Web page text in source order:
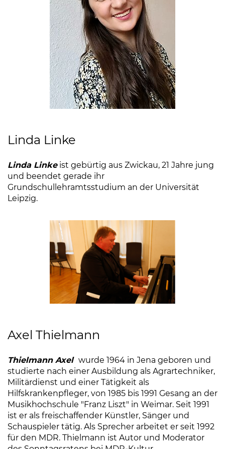
Linda Linke
Linda Linkeist gebürtig aus Zwickau, 21 Jahre jung
und beendet gerade ihr
Grundschullehramtsstudium an der Universität
Leipzig.
Axel Thielmann
Thielmann Axel wurde 1964 in Jena geboren und
studierte nach einer Ausbildung als Agrartechniker,
Militärdienst und einer Tätigkeit als
Hilfskrankenpfleger, von 1985 bis 1991 Gesang an der
Musikhochschule "Franz Liszt" in Weimar. Seit 1991
ist er als freischaffender Künstler, Sänger und
Schauspieler tätig. Als Sprecher arbeitet er seit 1992
für den MDR. Thielmann ist Autor und Moderator